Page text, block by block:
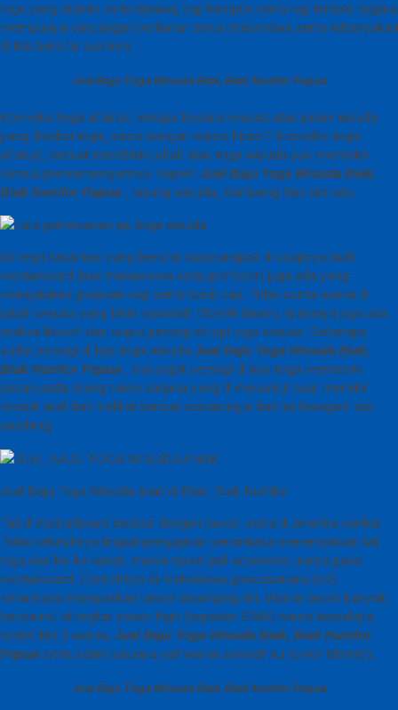
toga yang diubah serta dipakai, tiap kampus serta tiap tempat negara
mempunyai rancangan berlainan serta teristimewa serta kebanyakan
di kita bersifat sisi lima.
Jual Baju Toga Wisuda Biak, Biak Numfor Papua
Konveksi toga alfairuz. kenapa busana wisuda atau jubah wisuda
yang disebut toga, sama dengan warna hitam? Konveksi toga
alfairuz, kecuali membikin jubah atau toga wisuda pun membikin
semua pendampingannya, seperti Jual Baju Toga Wisuda Biak,
Biak Numfor Papua , tabung wisuda, slempang dan lain-lain.
Di negri barat topi yang bersifat bujursangkar di ucapnya ialah
mortarboard (topi mahasiswa serta profesor) juga ada yang
mengatakan graduate cap serta black cap. Tidak cuma warna di
jubah wisuda yang bikin sejumlah filosofi dalam, nyatanya juga ada
makna filosofi dari wujud persegi di topi toga wisuda. Beberapa
sudut persegi di topi toga wisuda Jual Baju Toga Wisuda Biak,
Biak Numfor Papua . sisi pojok persegi di topi toga memberik
pesan pada orang calon sarjana yang di menuntut buat memikir
masuk akal dan melihat semua sesuatunya dari hal beragam sisi
pandang.
Jual Baju Toga Wisuda anak di Biak, Biak Numfor
Tali di mortarboard disebut dengan tassel. serta di amerika serikat
Tidak seluruhnya tingkat pengajaran senantiasa menempatkan tali
toga dari kiri ke kanan, meski tassel jadi acsesoris utama pada
mortarboard. Contohnya di mahasiswa pascasarjana (s2)
senantiasa melepaskan tassel disamping kiri. Warna tassel banyak
berwarna, di tingkat senior high (sepadan SMA) warna tasselnya
terdiri dari 3 warna, Jual Baju Toga Wisuda Biak, Biak Numfor
Papua serta salah satunya jadi warna sekolah itu (color identity).
Jual Baju Toga Wisuda Biak, Biak Numfor Papua